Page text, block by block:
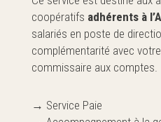
coopératifs adhérents à
salariés en poste de
complémentarité avec
commissaire aux comptes.
→ Service Paie